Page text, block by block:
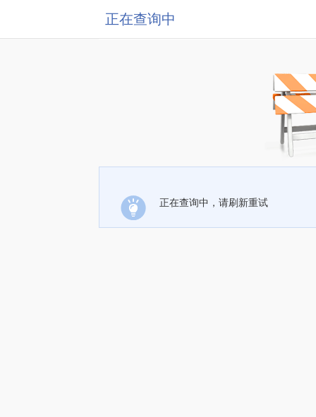
正在查询中
正在查询中，请刷新重试